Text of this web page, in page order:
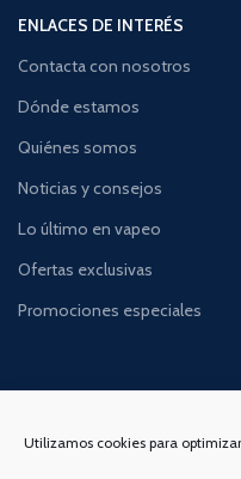
Utilizamos cookies para
ENLACES DE INTERÉS
Contacta con nosotros
Dónde estamos
Quiénes somos
Noticias y consejos
Lo último en vapeo
Ofertas exclusivas
Promociones especiales